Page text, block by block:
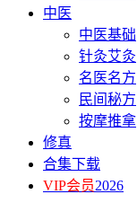
中医
中医基础
针灸艾灸
名医名方
民间秘方
按摩推拿
修真
合集下载
VIP会员2026